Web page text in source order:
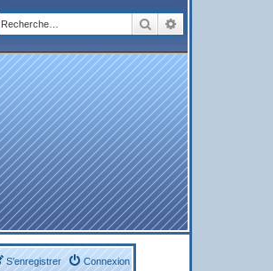
Rechercher
Connexion
S’enregistrer